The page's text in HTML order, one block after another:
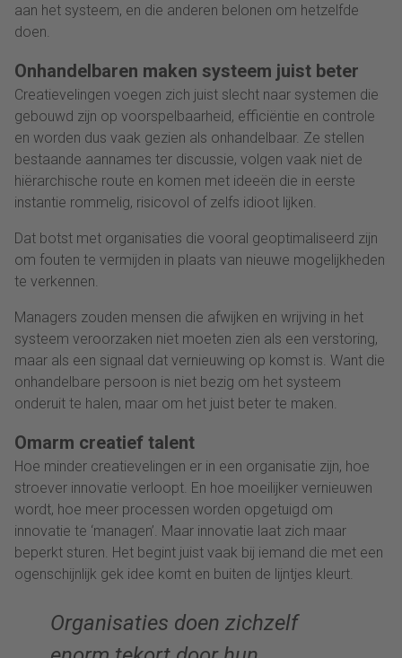
aan het systeem, en die anderen belonen om hetzelfde
doen.
Onhandelbaren maken systeem juist beter
Creatievelingen voegen zich juist slecht naar systemen die
gebouwd zijn op voorspelbaarheid, efficiëntie en controle
en worden dus vaak gezien als onhandelbaar. Ze stellen
bestaande aannames ter discussie, volgen vaak niet de
hiërarchische route en komen met ideeën die in eerste
instantie rommelig, risicovol of zelfs idioot lijken.
Dat botst met organisaties die vooral geoptimaliseerd zijn
om fouten te vermijden in plaats van nieuwe mogelijkheden
te verkennen.
Managers zouden mensen die afwijken en wrijving in het
systeem veroorzaken niet moeten zien als een verstoring,
maar als een signaal dat vernieuwing op komst is. Want die
onhandelbare persoon is niet bezig om het systeem
onderuit te halen, maar om het juist beter te maken.
Omarm creatief talent
Hoe minder creatievelingen er in een organisatie zijn, hoe
stroever innovatie verloopt. En hoe moeilijker vernieuwen
wordt, hoe meer processen worden opgetuigd om
innovatie te ‘managen’. Maar innovatie laat zich maar
beperkt sturen. Het begint juist vaak bij iemand die met een
ogenschijnlijk gek idee komt en buiten de lijntjes kleurt.
Organisaties doen zichzelf